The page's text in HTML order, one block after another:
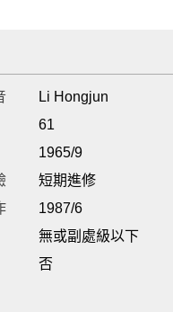
Li Hongjun
61
1965/9
短期進修
1987/6
無或副處級以下
否